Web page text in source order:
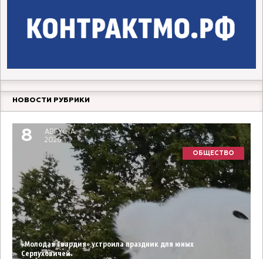
НОВОСТИ РУБРИКИ
8
АВГУСТА
2026
ОБЩЕСТВО
«Молодая Гвардия» устроила праздник для юных
Серпуховичей.